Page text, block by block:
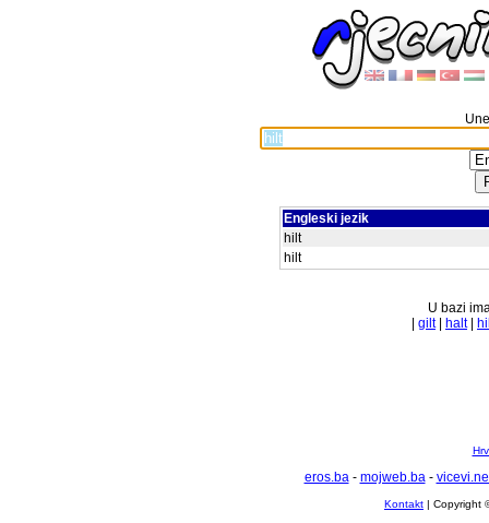
Engleski jezik
hilt
hilt
U bazi
gilt| halt|
eros.ba- mojweb.ba-
Kontakt | Copyright